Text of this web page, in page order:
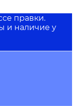
правки.
и наличие у